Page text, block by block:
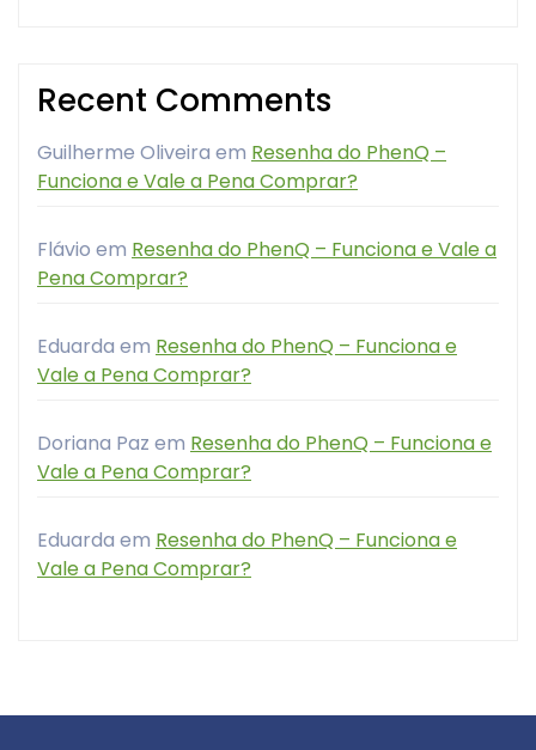
Recent Comments
Guilherme Oliveira em Resenha do PhenQ –
Funciona e Vale a Pena Comprar?
Flávio em Resenha do PhenQ – Funciona e Vale a
Pena Comprar?
Eduarda em Resenha do PhenQ – Funciona e
Vale a Pena Comprar?
Doriana Paz em Resenha do PhenQ – Funciona e
Vale a Pena Comprar?
Eduarda em Resenha do PhenQ – Funciona e
Vale a Pena Comprar?